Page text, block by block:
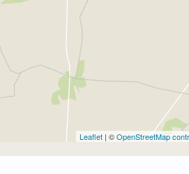
Leaflet | ©OpenStreetMap